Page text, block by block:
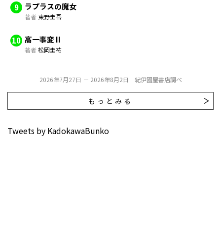
9 ラプラスの魔女
著者 東野圭吾
10 高一事変 II
著者 松岡圭祐
2026年7月27日 － 2026年8月2日 紀伊國屋書店調べ
もっとみる
Tweets by KadokawaBunko